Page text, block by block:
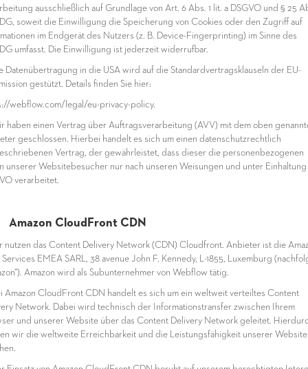
ausschließlich auf Grundlage von Art. 6 Abs. 1 lit. a DSGVO und § 25
soweit die Einwilligung die Speicherung von Cookies oder den Zugriff auf
im Endgerät des Nutzers (z. B. Device-Fingerprinting) im Sinne des
umfasst. Die Einwilligung ist jederzeit widerrufbar.
Datenübertragung in die USA wird auf die Standardvertragsklauseln der EU-
gestützt. Details finden Sie hier:
webflow.com/legal/eu-privacy-policy.
haben einen Vertrag über Auftragsverarbeitung (AVV) mit dem oben
geschlossen. Hierbei handelt es sich um einen datenschutzrechtlich
Vertrag, der gewährleistet, dass dieser die personenbezogenen
unserer Websitebesucher nur nach unseren Weisungen und unter
verarbeitet.
CloudFront CDN
nutzen das Content Delivery Network (CDN) Cloudfront. Anbieter ist die
EMEA SARL, 38 avenue John F. Kennedy, L-1855, Luxemburg
Amazon wird als Subunternehmer von Webflow tätig.
Amazon CloudFront CDN handelt es sich um ein weltweit verteiltes Content
Network. Dabei wird technisch der Informationstransfer zwischen Ihrem
und unserer Website über das Content Delivery Network geleitet.
wir die weltweite Erreichbarkeit und die Leistungsfähigkeit unserer Website